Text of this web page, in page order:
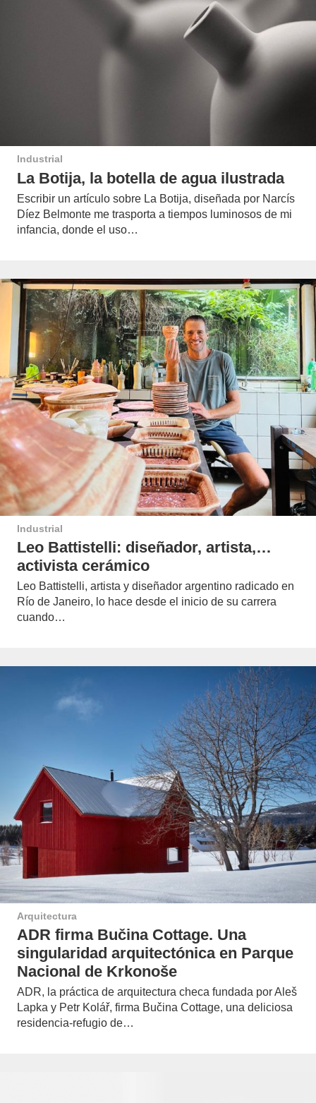
Industrial
La Botija, la botella de agua ilustrada
Escribir un artículo sobre La Botija, diseñada por Narcís
Díez Belmonte me trasporta a tiempos luminosos de mi
infancia, donde el uso…
Industrial
Leo Battistelli: diseñador, artista,…
activista cerámico
Leo Battistelli, artista y diseñador argentino radicado en
Río de Janeiro, lo hace desde el inicio de su carrera
cuando…
Arquitectura
ADR firma Bučina Cottage. Una
singularidad arquitectónica en Parque
Nacional de Krkonoše
ADR, la práctica de arquitectura checa fundada por Aleš
Lapka y Petr Kolář, firma Bučina Cottage, una deliciosa
residencia-refugio de…